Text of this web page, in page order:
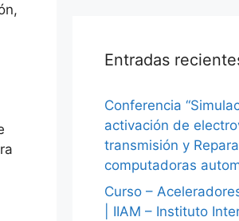
Entradas
Conferencia
activación de
transmisión y
computadoras
Curso –
| IIAM – Instituto